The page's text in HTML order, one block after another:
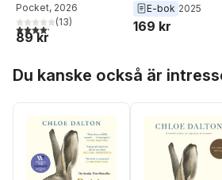
Pocket, 2026
4,2utav 5 stjärnor. Totalt antal röster:
(13)
89 kr
E-bok 2025
169 kr
Du kanske också är